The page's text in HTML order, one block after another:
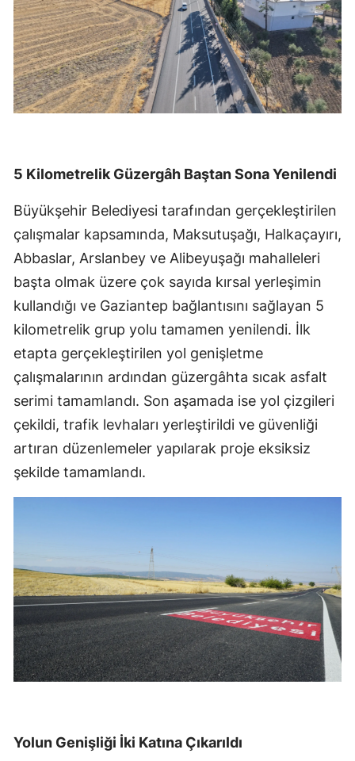
5 Kilometrelik Güzergâh Baştan Sona Yenilendi
Büyükşehir Belediyesi tarafından gerçekleştirilen
çalışmalar kapsamında, Maksutuşağı, Halkaçayırı,
Abbaslar, Arslanbey ve Alibeyuşağı mahalleleri
başta olmak üzere çok sayıda kırsal yerleşimin
kullandığı ve Gaziantep bağlantısını sağlayan 5
kilometrelik grup yolu tamamen yenilendi. İlk
etapta gerçekleştirilen yol genişletme
çalışmalarının ardından güzergâhta sıcak asfalt
serimi tamamlandı. Son aşamada ise yol çizgileri
çekildi, trafik levhaları yerleştirildi ve güvenliği
artıran düzenlemeler yapılarak proje eksiksiz
şekilde tamamlandı.
Yolun Genişliği İki Katına Çıkarıldı